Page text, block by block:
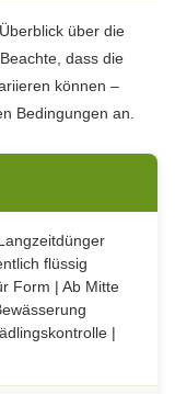
über die
dass die
können –
Bedingungen an.
flüssig
Form | Ab Mitte
|